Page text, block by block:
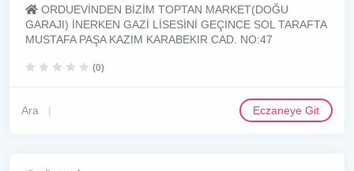
ORDUEVİNDEN BİZİM TOPTAN MARKET(DOĞU
GARAJI) İNERKEN GAZİ LİSESİNİ GEÇİNCE SOL TARAFTA
MUSTAFA PAŞA KAZIM KARABEKIR CAD. NO:47
(0)
Ara Eczaneye Git